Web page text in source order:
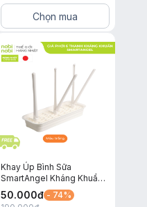
Chọn mua
Khay Úp Bình Sữa
SmartAngel Kháng Khuẩn
và An Toàn Cho Bé Loại
Trắng 3 Thanh
50.000đ - 74%